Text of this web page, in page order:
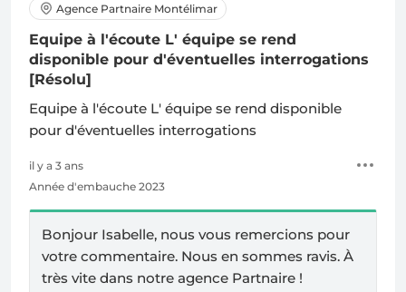
Agence Partnaire Montélimar
Equipe à l'écoute L' équipe se rend
disponible pour d'éventuelles interrogations
[Résolu]
Equipe à l'écoute L' équipe se rend disponible
pour d'éventuelles interrogations
il y a 3 ans
Année d'embauche 2023
Bonjour Isabelle, nous vous remercions pour
votre commentaire. Nous en sommes ravis. À
très vite dans notre agence Partnaire !